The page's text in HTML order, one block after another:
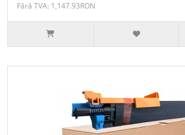
Fără TVA: 1,147.93RON